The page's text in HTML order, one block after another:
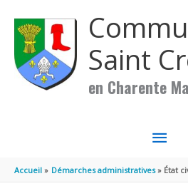
Saint
en Charente
MENU
Accueil Démarches administratives État